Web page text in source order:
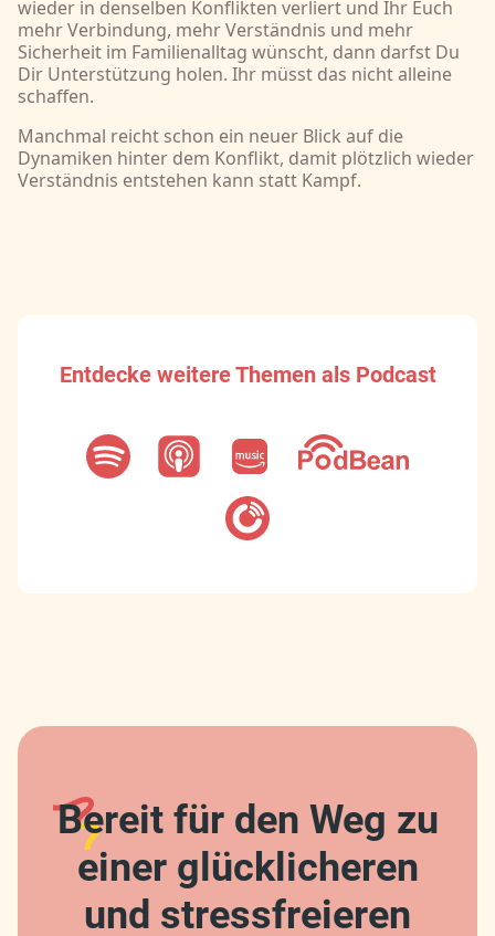
wieder in denselben Konflikten verliert und Ihr Euch
mehr Verbindung, mehr Verständnis und mehr
Sicherheit im Familienalltag wünscht, dann darfst Du
Dir Unterstützung holen. Ihr müsst das nicht alleine
schaffen.
Manchmal reicht schon ein neuer Blick auf die
Dynamiken hinter dem Konflikt, damit plötzlich wieder
Verständnis entstehen kann statt Kampf.
Entdecke weitere Themen als Podcast
Bereit für den Weg zu
einer glücklicheren
und stressfreieren